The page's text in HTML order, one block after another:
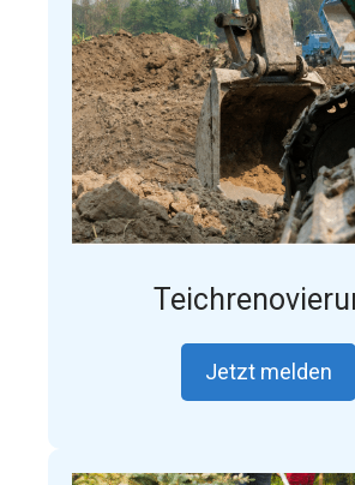
Jetzt melden